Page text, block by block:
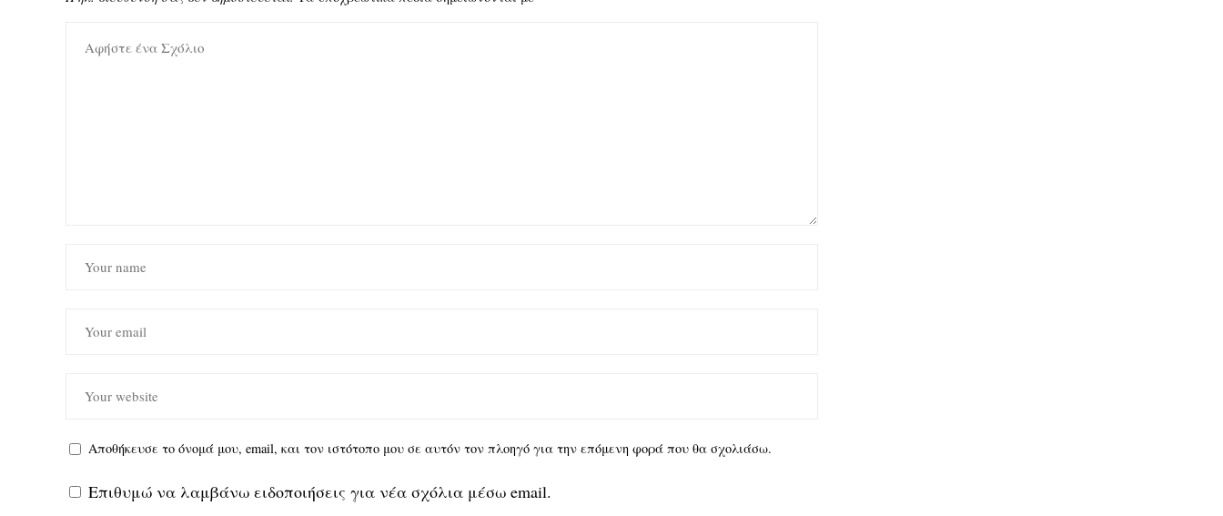
Αποθήκευσε το όνομά μου, email, και τον ιστότοπο μου σε αυτόν τον πλοηγό για την επόμενη φορά που θα σχολιάσω.
Επιθυμώ να λαμβάνω ειδοποιήσεις για νέα σχόλια μέσω email.